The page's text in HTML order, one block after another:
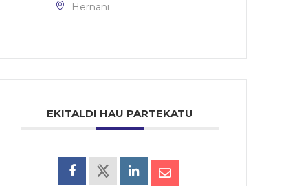
Hernani
EKITALDI HAU PARTEKATU